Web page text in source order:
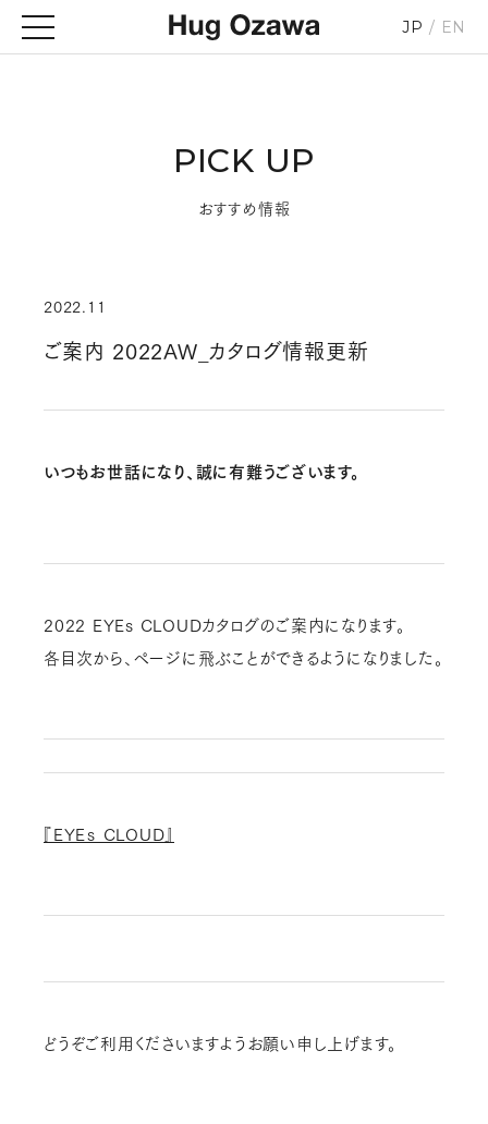
JP EN
PICK UP
おすすめ情報
2022.11
ご案内 2022AW_カタログ情報更新
いつもお世話になり、誠に有難うございます。
2022 EYEs CLOUDカタログのご案内になります。
各目次から、ページに飛ぶことができるようになりました。
『EYEｓ CLOUD』
どうぞご利用くださいますようお願い申し上げます。